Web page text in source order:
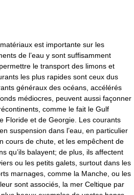
est importante sur les
de l’eau y sont suffisamment
le transport des limons et
les plus rapides sont ceux dus
généraux des océans, accélérés
médiocres, peuvent aussi façonner
comme le fait le Gulf
Floride et de Georgie. Les courants
suspension dans l’eau, en particulier
cours de chute, et les empêchent de
qu’ils balayent; de plus, ils affectent
ou les petits galets, surtout dans les
marnages, comme la Manche, ou les
sont associés, la mer Celtique par